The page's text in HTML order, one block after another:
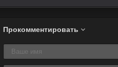
Прокомментировать